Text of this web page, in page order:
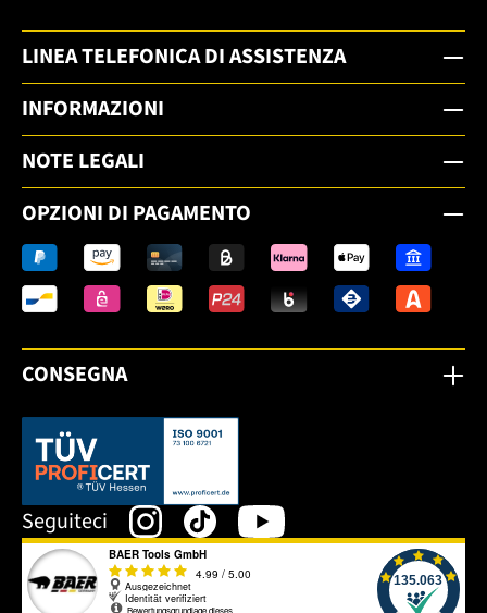
LINEA TELEFONICA DI ASSISTENZA
INFORMAZIONI
NOTE LEGALI
OPZIONI DI PAGAMENTO
CONSEGNA
Dieser Link öffnet sich in einem neuen Tab.
Seguiteci